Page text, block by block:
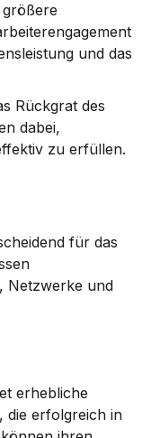
und das
Rückgrat des
dabei,
zu erfüllen.
für das
Netzwerke und
erhebliche
die erfolgreich in